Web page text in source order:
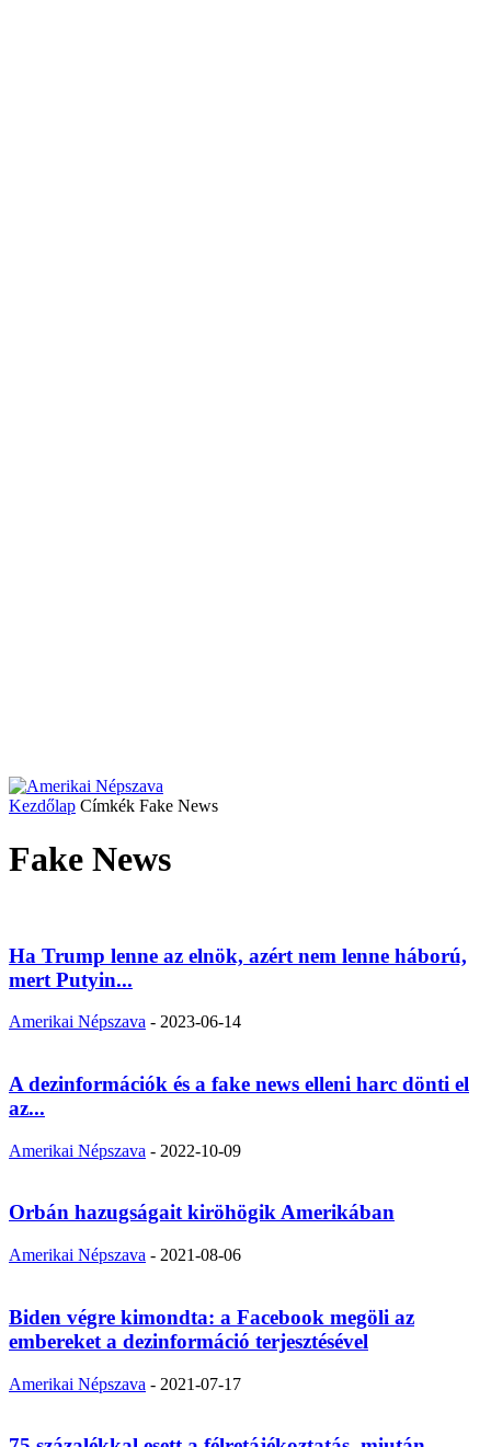
Kezdőlap Címkék Fake News
Fake News
Ha Trump lenne az elnök, azért nem lenne háború,
mert Putyin...
Amerikai Népszava - 2023-06-14
A dezinformációk és a fake news elleni harc dönti el
az...
Amerikai Népszava - 2022-10-09
Orbán hazugságait kiröhögik Amerikában
Amerikai Népszava - 2021-08-06
Biden végre kimondta: a Facebook megöli az
embereket a dezinformáció terjesztésével
Amerikai Népszava - 2021-07-17